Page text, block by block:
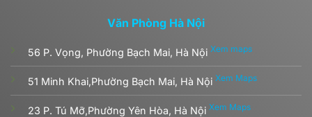
Văn Phòng Hà Nội
56 P. Vọng, Phường Bạch Mai, Hà Nội Xem maps
51 Minh Khai,Phường Bạch Mai, Hà Nội Xem Maps
23 P. Tú Mỡ,Phường Yên Hòa, Hà Nội Xem Maps